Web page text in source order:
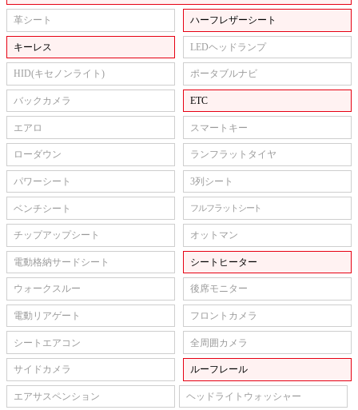
革シート ハーフレザーシート
キーレス LEDヘッドランプ
HID(キセノンライト) ポータブルナビ
バックカメラ ETC
エアロ スマートキー
ローダウン ランフラットタイヤ
パワーシート 3列シート
ベンチシート フルフラットシート
チップアップシート オットマン
電動格納サードシート シートヒーター
ウォークスルー 後席モニター
電動リアゲート フロントカメラ
シートエアコン 全周囲カメラ
サイドカメラ ルーフレール
エアサスペンション ヘッドライトウォッシャー